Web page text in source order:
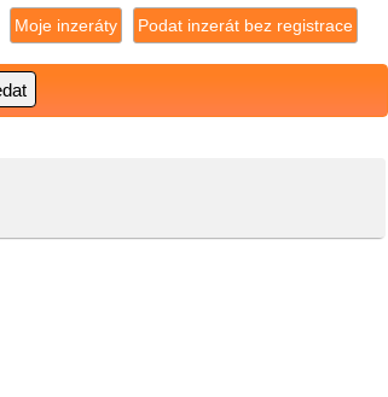
Podat inzerát bez registrace
Moje inzeráty